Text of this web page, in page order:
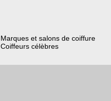
Marques et salons de coiffure
Coiffeurs célèbres